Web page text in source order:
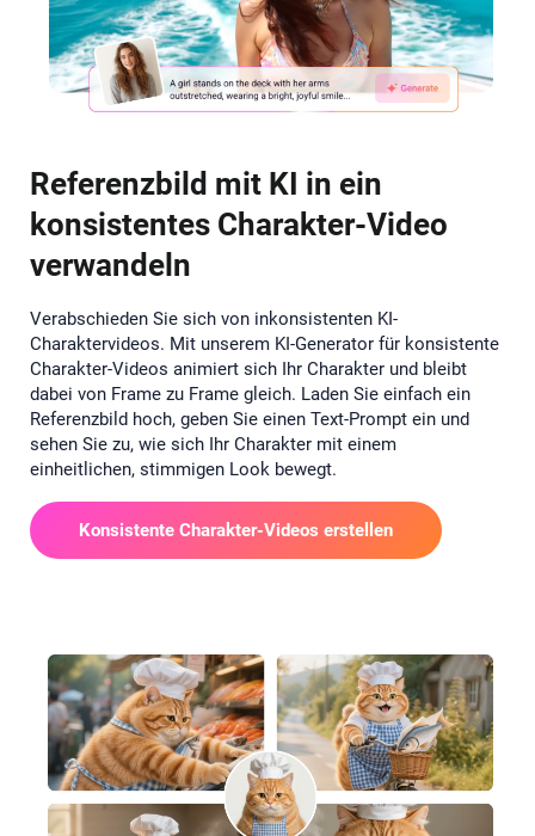
Referenzbild mit KI in ein
konsistentes Charakter-Video
verwandeln
Verabschieden Sie sich von inkonsistenten KI-
Charaktervideos. Mit unserem KI-Generator für konsistente
Charakter-Videos animiert sich Ihr Charakter und bleibt
dabei von Frame zu Frame gleich. Laden Sie einfach ein
Referenzbild hoch, geben Sie einen Text-Prompt ein und
sehen Sie zu, wie sich Ihr Charakter mit einem
einheitlichen, stimmigen Look bewegt.
Konsistente Charakter-Videos erstellen